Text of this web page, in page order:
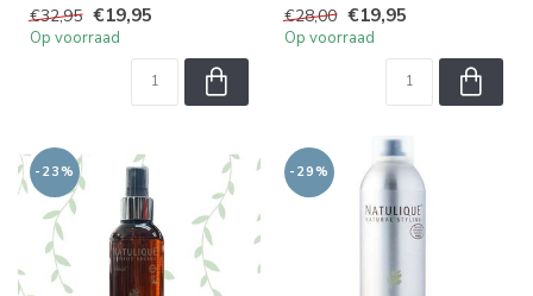
en lan...
€32,95 €19,95
Op voorraad
verzorging. Gespl...
€28,00 €19,95
Op voorraad
-23% -29%